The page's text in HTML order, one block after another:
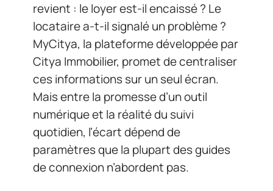
revient : le loyer est-il encaissé ? Le
locataire a-t-il signalé un problème ?
MyCitya, la plateforme développée par
Citya Immobilier, promet de centraliser
ces informations sur un seul écran.
Mais entre la promesse d’un outil
numérique et la réalité du suivi
quotidien, l’écart dépend de
paramètres que la plupart des guides
de connexion n’abordent pas.